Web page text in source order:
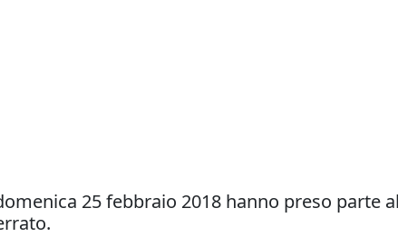
25 febbraio 2018 hanno preso parte